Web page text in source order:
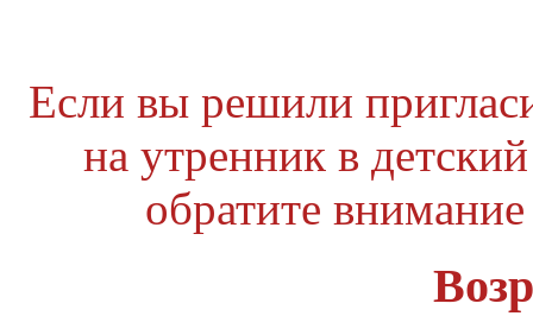
Если вы решили
на утренник в
обратите